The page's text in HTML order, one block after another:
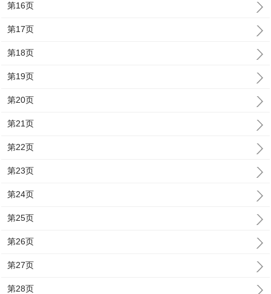
第16页
第17页
第18页
第19页
第20页
第21页
第22页
第23页
第24页
第25页
第26页
第27页
第28页